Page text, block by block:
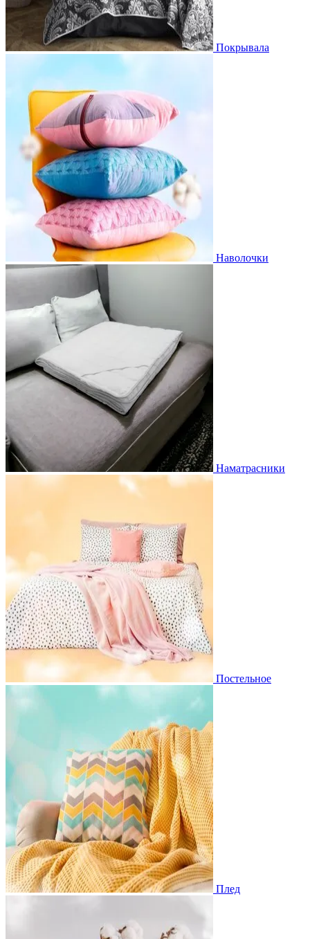
Покрывала
Наволочки
Наматрасники
Постельное
Плед